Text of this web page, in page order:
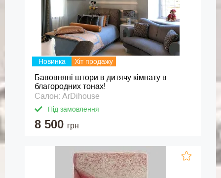
Новинка Хіт продажу
Бавовняні штори в дитячу кімнату в
благородних тонах!
Салон: ArDihouse
Під замовлення
8 500 грн